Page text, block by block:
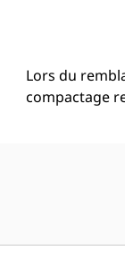
Lors du
compactage